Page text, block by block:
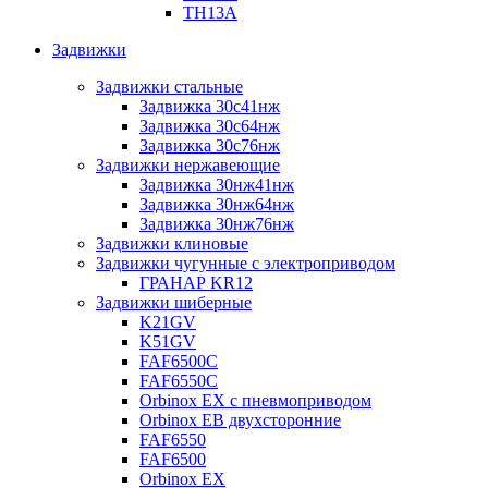
TH13A
Задвижки
Задвижки стальные
Задвижка 30с41нж
Задвижка 30с64нж
Задвижка 30с76нж
Задвижки нержавеющие
Задвижка 30нж41нж
Задвижка 30нж64нж
Задвижка 30нж76нж
Задвижки клиновые
Задвижки чугунные с электроприводом
ГРАНАР KR12
Задвижки шиберные
K21GV
K51GV
FAF6500C
FAF6550С
Orbinox EX с пневмоприводом
Orbinox EB двухсторонние
FAF6550
FAF6500
Orbinox EX